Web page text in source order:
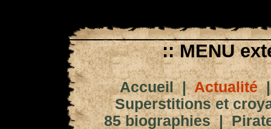
:: MENU
Accueil|Actualité
Superstitions et
85 biographies|